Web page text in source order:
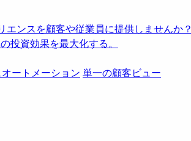
ンスを顧客や従業員に提供しませんか？
投資効果を最大化する。
ートメーション 単一の顧客ビュー